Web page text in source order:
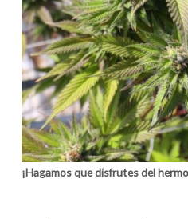
¡Hagamos que disfrutes del